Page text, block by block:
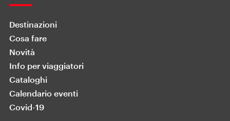
Destinazioni
Cosa fare
Novità
Info per viaggiatori
Cataloghi
Calendario eventi
Covid-19